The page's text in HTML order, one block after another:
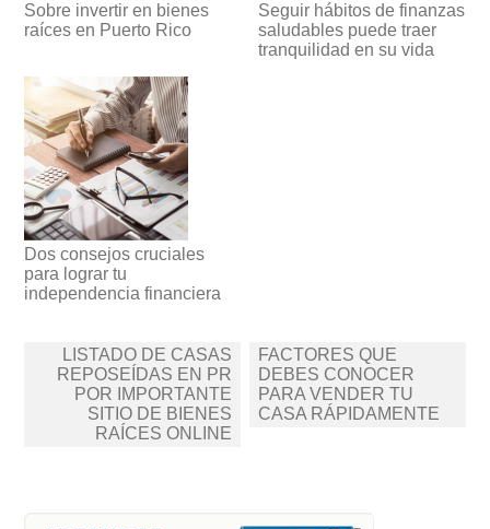
Sobre invertir en bienes
raíces en Puerto Rico
Seguir hábitos de finanzas
saludables puede traer
tranquilidad en su vida
Dos consejos cruciales
para lograr tu
independencia financiera
Navegación
entradas
LISTADO DE CASAS
REPOSEÍDAS EN PR
POR IMPORTANTE
SITIO DE BIENES
RAÍCES ONLINE
FACTORES QUE
DEBES CONOCER
PARA VENDER TU
CASA RÁPIDAMENTE